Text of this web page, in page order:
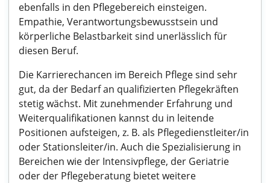
ebenfalls in den Pflegebereich einsteigen.
Empathie, Verantwortungsbewusstsein und
körperliche Belastbarkeit sind unerlässlich für
diesen Beruf.
Die Karrierechancen im Bereich Pflege sind sehr
gut, da der Bedarf an qualifizierten Pflegekräften
stetig wächst. Mit zunehmender Erfahrung und
Weiterqualifikationen kannst du in leitende
Positionen aufsteigen, z. B. als Pflegedienstleiter/in
oder Stationsleiter/in. Auch die Spezialisierung in
Bereichen wie der Intensivpflege, der Geriatrie
oder der Pflegeberatung bietet weitere